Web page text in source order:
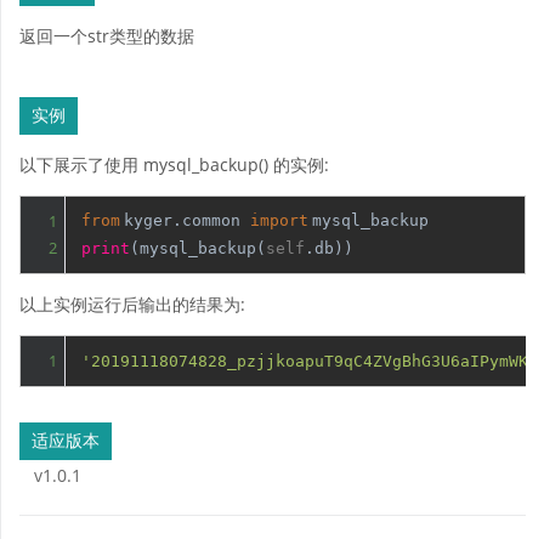
返回一个str类型的数据
实例
以下展示了使用 mysql_backup() 的实例:
1
2
from kyger.common import mysql_backup
print (mysql_backup( self .db))
以上实例运行后输出的结果为:
1
适应版本
v1.0.1